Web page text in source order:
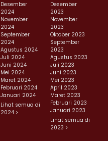
Desember
2024
November
2024
September
2024
Agustus 2024
Juli 2024
Juni 2024
Mei 2024
Maret 2024
Februari 2024
Januari 2024
Lihat semua di
2024 >
Desember
2023
November
2023
Oktober 2023
September
2023
Agustus 2023
Juli 2023
Juni 2023
Mei 2023
April 2023
Maret 2023
Februari 2023
Januari 2023
Lihat semua di
2023 >